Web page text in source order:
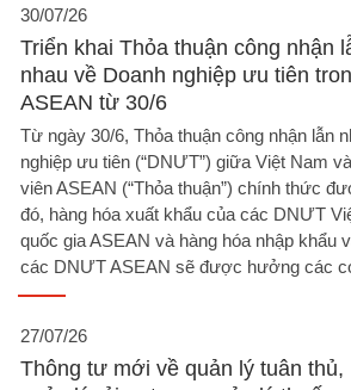
30/07/26
Triển khai Thỏa thuận công nhận
nhau về Doanh nghiệp ưu tiên
ASEAN từ 30/6
Từ ngày 30/6, Thỏa thuận công nhận lẫn
nghiệp ưu tiên (“DNƯT”) giữa Việt Nam
viên ASEAN (“Thỏa thuận”) chính thức
đó, hàng hóa xuất khẩu của các DNƯT
quốc gia ASEAN và hàng hóa nhập khẩu
các DNƯT ASEAN sẽ được hưởng các
27/07/26
Thông tư mới về quản lý tuân thủ,